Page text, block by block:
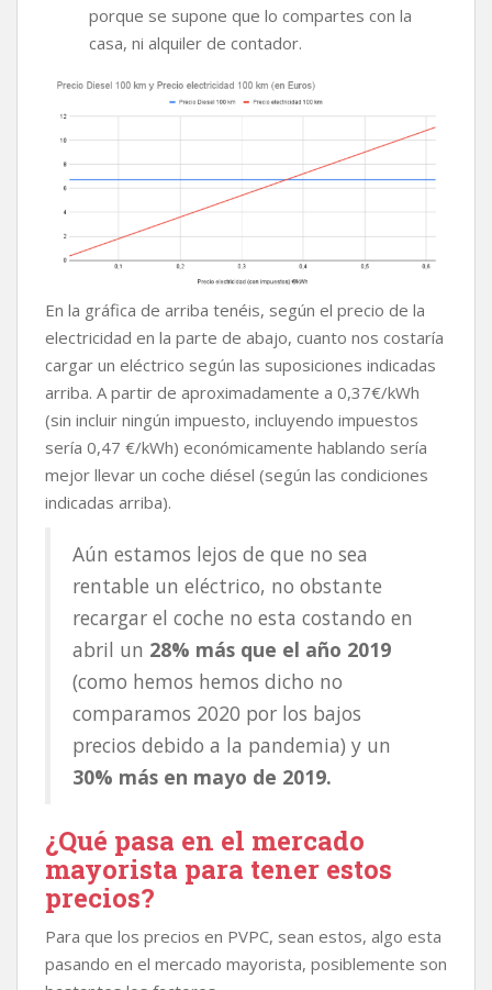
porque se supone que lo compartes con la
casa, ni alquiler de contador.
En la gráfica de arriba tenéis, según el precio de la
electricidad en la parte de abajo, cuanto nos costaría
cargar un eléctrico según las suposiciones indicadas
arriba. A partir de aproximadamente a 0,37€/kWh
(sin incluir ningún impuesto, incluyendo impuestos
sería 0,47 €/kWh) económicamente hablando sería
mejor llevar un coche diésel (según las condiciones
indicadas arriba).
Aún estamos lejos de que no sea
rentable un eléctrico, no obstante
recargar el coche no esta costando en
abril un 28% más que el año 2019
(como hemos hemos dicho no
comparamos 2020 por los bajos
precios debido a la pandemia) y un
30% más en mayo de 2019.
¿Qué pasa en el mercado
mayorista para tener estos
precios?
Para que los precios en PVPC, sean estos, algo esta
pasando en el mercado mayorista, posiblemente son